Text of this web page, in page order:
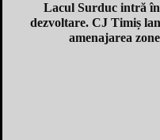
Lacul Surduc intră
dezvoltare. CJ Timiș
amenajarea